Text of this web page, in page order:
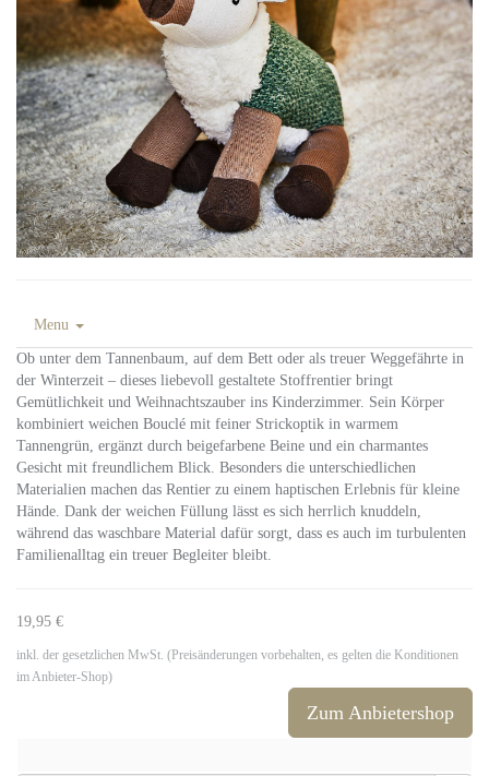
Menu
Ob unter dem Tannenbaum, auf dem Bett oder als treuer Weggefährte in
der Winterzeit – dieses liebevoll gestaltete Stoffrentier bringt
Gemütlichkeit und Weihnachtszauber ins Kinderzimmer. Sein Körper
kombiniert weichen Bouclé mit feiner Strickoptik in warmem
Tannengrün, ergänzt durch beigefarbene Beine und ein charmantes
Gesicht mit freundlichem Blick. Besonders die unterschiedlichen
Materialien machen das Rentier zu einem haptischen Erlebnis für kleine
Hände. Dank der weichen Füllung lässt es sich herrlich knuddeln,
während das waschbare Material dafür sorgt, dass es auch im turbulenten
Familienalltag ein treuer Begleiter bleibt.
19,95 €
inkl. der gesetzlichen MwSt. (Preisänderungen vorbehalten, es gelten die Konditionen
im Anbieter-Shop)
Zum Anbietershop